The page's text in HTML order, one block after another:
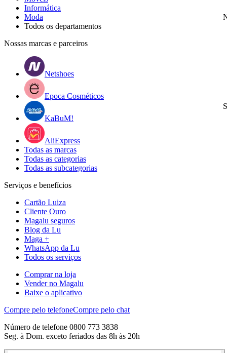
Informática
Moda
Todos os departamentos
Nossas marcas e parceiros
Netshoes
Epoca Cosméticos
KaBuM!
AliExpress
Todas as marcas
Todas as categorias
Todas as subcategorias
Serviços e benefícios
Cartão Luiza
Cliente Ouro
Magalu seguros
Blog da Lu
Maga +
WhatsApp da Lu
Todos os serviços
Comprar na loja
Vender no Magalu
Baixe o aplicativo
Compre pelo telefoneCompre pelo chat
Número de telefone 0800 773 3838
Seg. à Dom. exceto feriados das 8h às 20h